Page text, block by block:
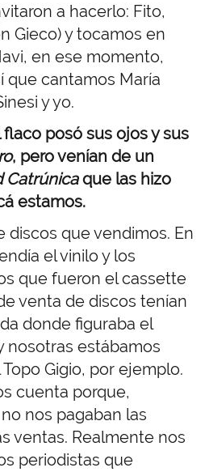
a hacerlo: Fito,
Gieco) y tocamos en
en ese momento,
que cantamos María
y yo.
posó sus ojos y sus
, pero venían de un
Catrúnicaque las hizo
estamos.
discos que vendimos. En
el vinilo y los
que fueron el cassette
venta de discos tenían
donde figuraba el
nosotras estábamos
Gigio, por ejemplo.
cuenta porque,
nos pagaban las
ventas. Realmente nos
periodistas que